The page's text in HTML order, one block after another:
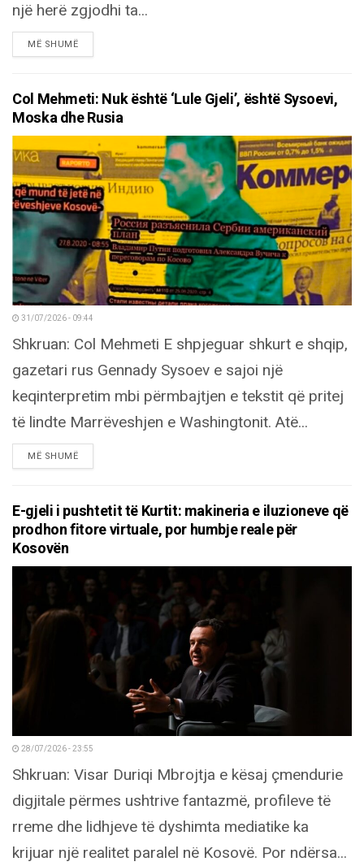
një herë zgjodhi ta...
MË SHUMËDETAILS
Col Mehmeti: Nuk është ‘Lule Gjeli’, është Sysoevi,
Moska dhe Rusia
31/07/2026 - 09:44
Shkruan: Col Mehmeti E shpjeguar shkurt e shqip,
gazetari rus Gennady Sysoev e sajoi një
keqinterpretim mbi përmbajtjen e tekstit që pritej
të lindte Marrëveshjen e Washingtonit. Atë...
MË SHUMËDETAILS
E-gjeli i pushtetit të Kurtit: makineria e iluzioneve që
prodhon fitore virtuale, por humbje reale për
Kosovën
28/07/2026 - 23:55
Shkruan: Visar Duriqi Mbrojtja e kësaj çmendurie
digjitale përmes ushtrive fantazmë, profileve të
rreme dhe lidhjeve të dyshimta mediatike ka
krijuar një realitet paralel në Kosovë. Por ndërsa...